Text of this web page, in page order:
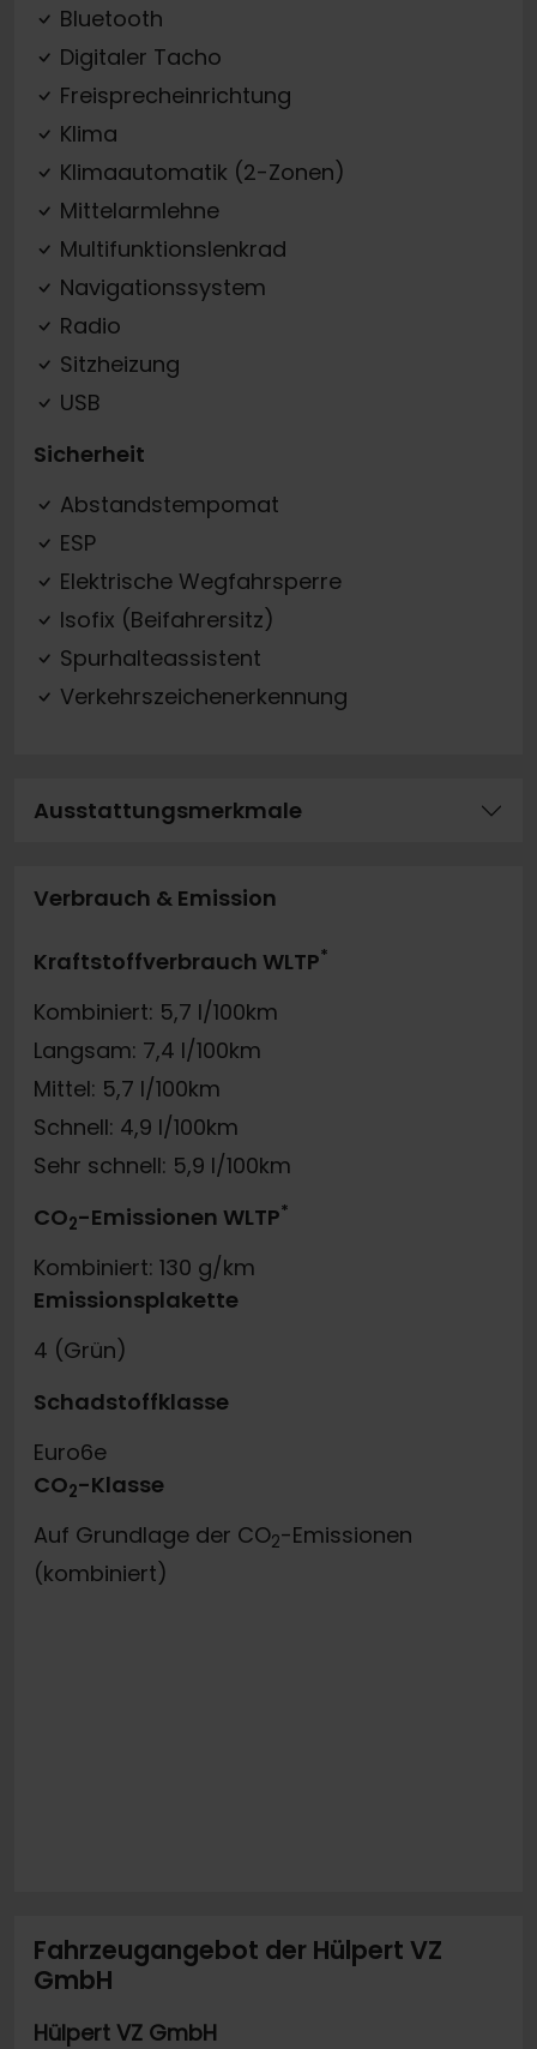
Bluetooth
Digitaler Tacho
Freisprecheinrichtung
Klima
Klimaautomatik (2-Zonen)
Mittelarmlehne
Multifunktionslenkrad
Navigationssystem
Radio
Sitzheizung
USB
Sicherheit
Abstandstempomat
ESP
Elektrische Wegfahrsperre
Isofix (Beifahrersitz)
Spurhalteassistent
Verkehrszeichenerkennung
Ausstattungsmerkmale
Verbrauch & Emission
Kraftstoffverbrauch WLTP*
Kombiniert: 5,7 l/100km
Langsam: 7,4 l/100km
Mittel: 5,7 l/100km
Schnell: 4,9 l/100km
Sehr schnell: 5,9 l/100km
CO2-Emissionen WLTP*
Kombiniert: 130 g/km
Emissionsplakette
4 (Grün)
Schadstoffklasse
Euro6e
CO2-Klasse
Auf Grundlage der CO2-Emissionen
(kombiniert)
Fahrzeugangebot der Hülpert VZ
GmbH
Hülpert VZ GmbH